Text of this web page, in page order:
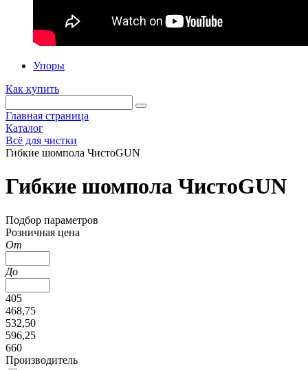
Упоры
Как купить
Главная страница
Каталог
Всё для чистки
Гибкие шомпола ЧистоGUN
Гибкие шомпола ЧистоGUN
Подбор параметров
Розничная цена
От
До
405
468,75
532,50
596,25
660
Производитель